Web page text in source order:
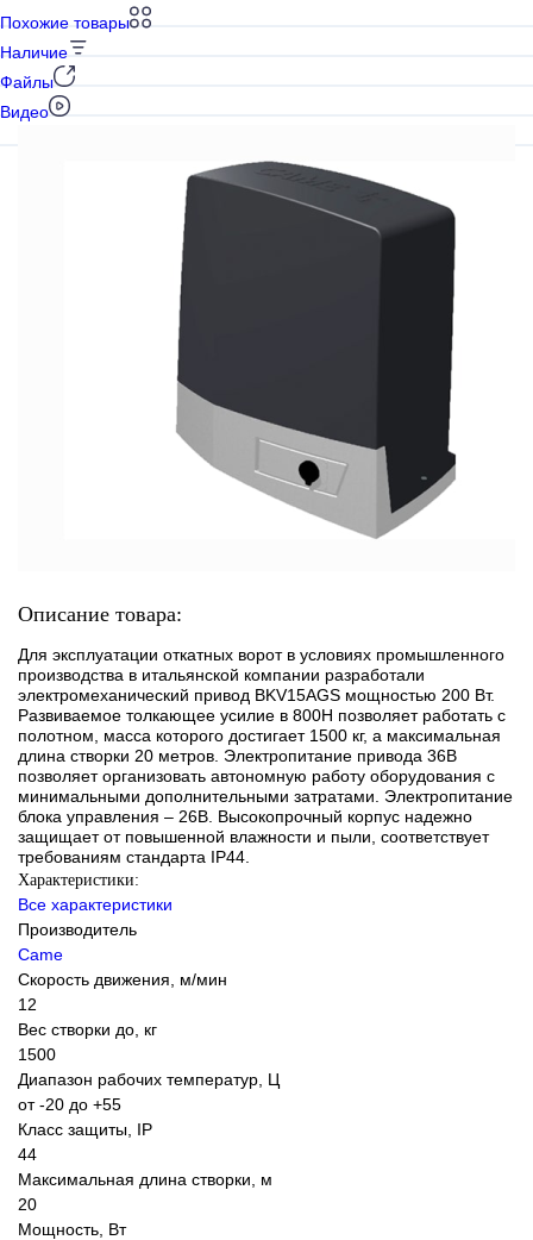
Похожие товары
Наличие
Файлы
Видео
Описание товара:
Для эксплуатации откатных ворот в условиях промышленного
производства в итальянской компании разработали
электромеханический привод BKV15AGS мощностью 200 Вт.
Развиваемое толкающее усилие в 800Н позволяет работать с
полотном, масса которого достигает 1500 кг, а максимальная
длина створки 20 метров. Электропитание привода 36В
позволяет организовать автономную работу оборудования с
минимальными дополнительными затратами. Электропитание
блока управления – 26В. Высокопрочный корпус надежно
защищает от повышенной влажности и пыли, соответствует
требованиям стандарта IP44.
Характеристики:
Все характеристики
Производитель
Came
Скорость движения, м/мин
12
Вес створки до, кг
1500
Диапазон рабочих температур, Ц
от -20 до +55
Класс защиты, IP
44
Максимальная длина створки, м
20
Мощность, Вт